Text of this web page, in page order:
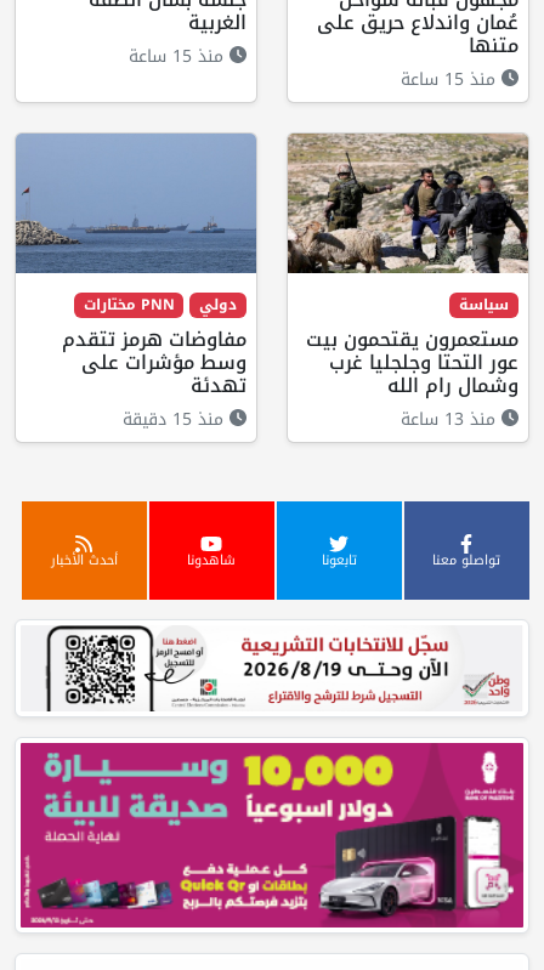
عُمان واندلاع حريق على
متنها
منذ 15 ساعة
الغربية
منذ 15 ساعة
سياسة
مستعمرون يقتحمون بيت
عور التحتا وجلجليا غرب
وشمال رام الله
منذ 13 ساعة
دولي PNN مختارات
مفاوضات هرمز تتقدم
وسط مؤشرات على
تهدئة
منذ 15 دقيقة
تواصلو معنا تابعونا شاهدونا أحدث الأخبار